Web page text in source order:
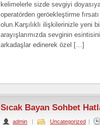
kelimelerle sizde sevgiyi
operatörden geröekleştirme
olun.Karşılıklı ilişkilerinizle yeni
arayışlarımızda sevginin
arkadaşlar edinerek özel […]
Sıcak Bayan Sohbet
admin | Uncategorized |